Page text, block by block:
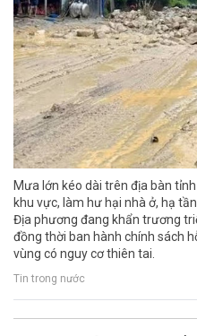
Mưa lớn kéo dài trên địa bàn
khu vực, làm hư hại nhà ở, hạ
Địa phương đang khẩn trương
đồng thời ban hành chính sách
vùng có nguy cơ thiên tai.
Tin trong nước